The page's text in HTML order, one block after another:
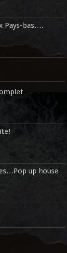
Pays-bas….
up house